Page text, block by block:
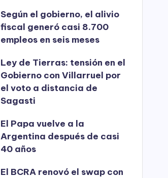
Según el gobierno, el alivio
fiscal generó casi 8.700
empleos en seis meses
Ley de Tierras: tensión en el
Gobierno con Villarruel por
el voto a distancia de
Sagasti
El Papa vuelve a la
Argentina después de casi
40 años
El BCRA renovó el swap con